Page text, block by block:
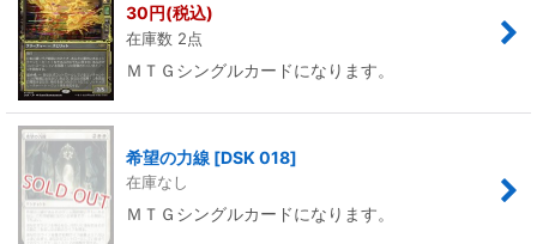
30円(税込)
在庫数 2点
ＭＴＧシングルカードになります。
希望の力線 [DSK 018]
在庫なし
ＭＴＧシングルカードになります。